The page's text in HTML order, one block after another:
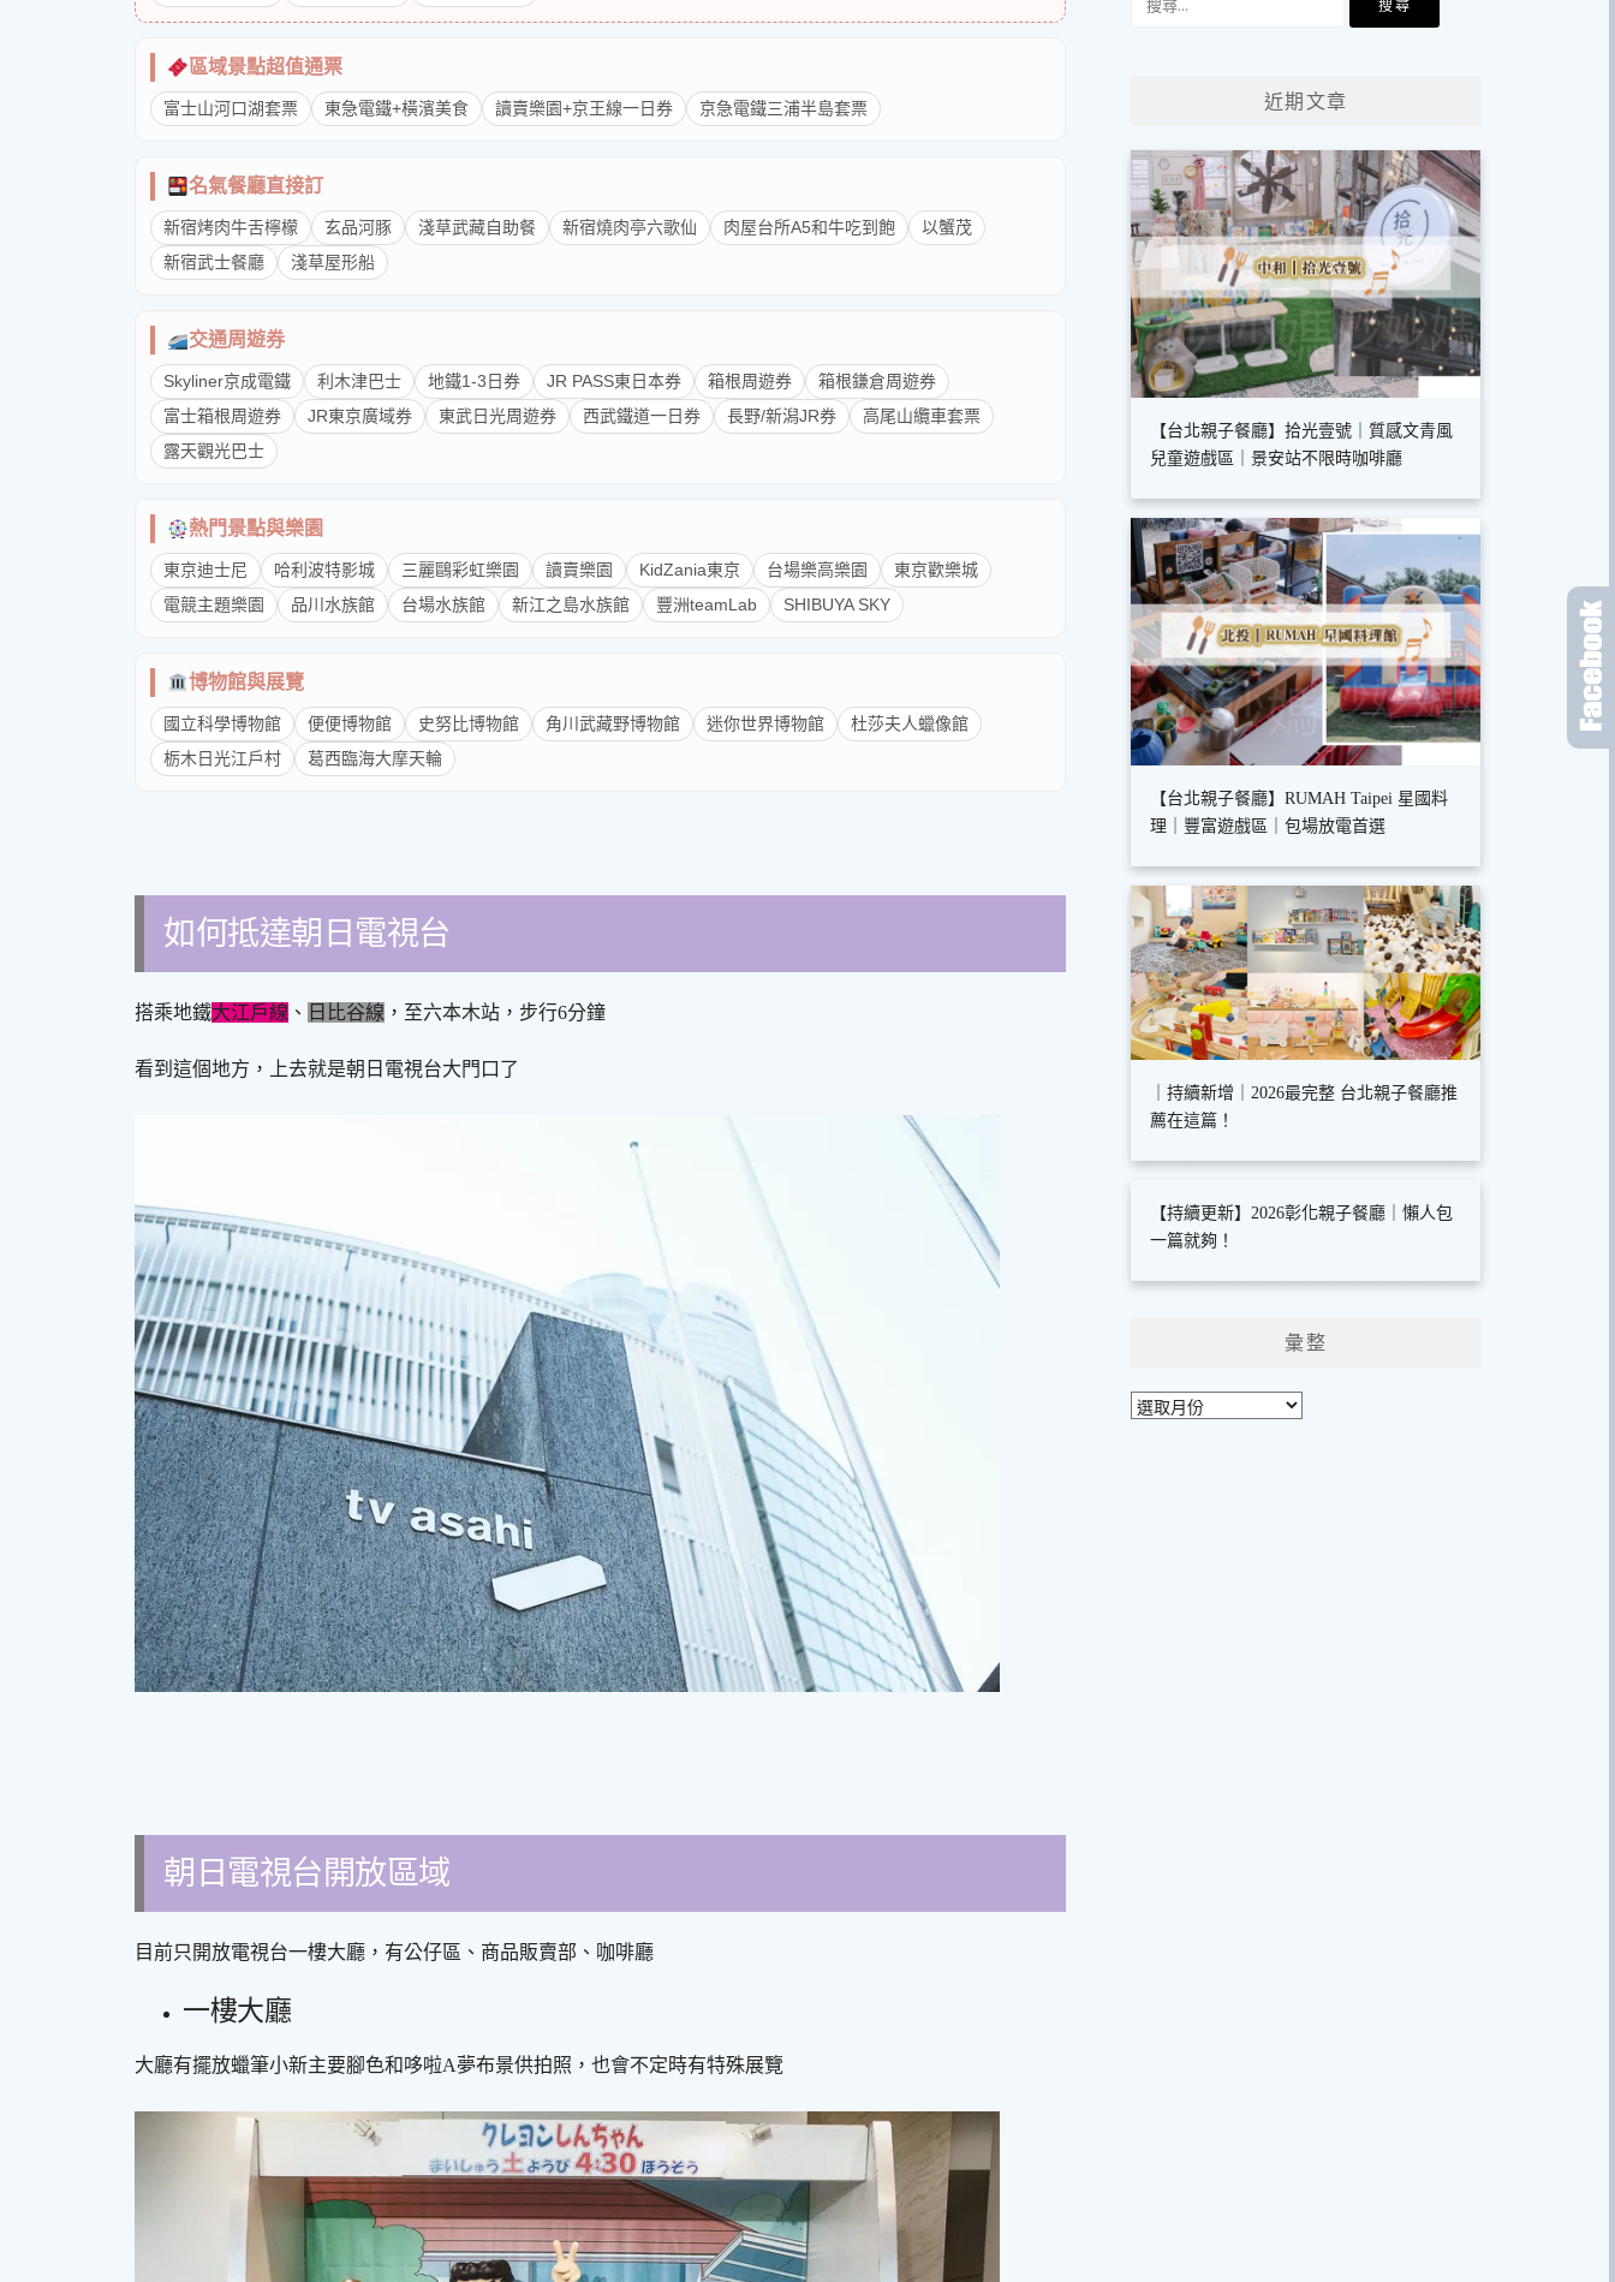
區域景點超值通票
富士山河口湖套票 東急電鐵+橫濱美食 讀賣樂園+京王線一日券 京急電鐵三浦半島套票
名氣餐廳直接訂
新宿烤肉牛舌檸檬 玄品河豚 淺草武藏自助餐 新宿燒肉亭六歌仙 肉屋台所A5和牛吃到飽
以蟹茂
新宿武士餐廳
淺草屋形船
交通周遊券
Skyliner京成電鐵 利木津巴士 地鐵1-3日券 JR PASS東日本券 箱根周遊券
箱根鎌倉周遊券
富士箱根周遊券
JR東京廣域券 東武日光周遊券 西武鐵道一日券 長野/新潟JR券
高尾山纜車套票
露天觀光巴士
熱門景點與樂園
東京迪士尼 哈利波特影城 三麗鷗彩虹樂園 讀賣樂園 KidZania東京 台場樂高樂園
東京歡樂城
電競主題樂園
品川水族館 台場水族館 新江之島水族館 豐洲teamLab SHIBUYA SKY
博物館與展覽
國立科學博物館 便便博物館 史努比博物館 角川武藏野博物館 迷你世界博物館
杜莎夫人蠟像館
栃木日光江戶村
葛西臨海大摩天輪
如何抵達朝日電視台
搭乘地鐵大江戶線 、 日比谷線 ，至六本木站，步行6分鐘
看到這個地方，上去就是朝日電視台大門口了
朝日電視台開放區域
目前只開放電視台一樓大廳，有公仔區、商品販賣部、咖啡廳
一樓大廳
大廳有擺放蠟筆小新主要腳色和哆啦A夢布景供拍照，也會不定時有特殊展覽
近期文章
【台北親子餐廳】拾光壹號｜質感文青風
兒童遊戲區｜景安站不限時咖啡廳
【台北親子餐廳】RUMAH Taipei 星國料
理｜豐富遊戲區｜包場放電首選
｜持續新增｜2026最完整 台北親子餐廳推
薦在這篇！
【持續更新】2026彰化親子餐廳｜懶人包
一篇就夠！
彙整
彙